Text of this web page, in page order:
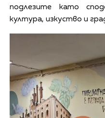
подлезите като
култура, изкуство и